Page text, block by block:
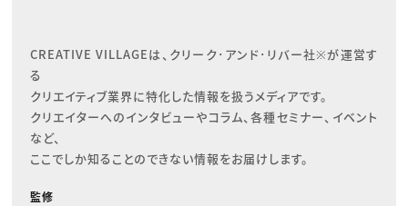
CREATIVE VILLAGEは、クリーク･アンド･リバー社※が運営す
る
クリエイティブ業界に特化した情報を扱うメディアです。
クリエイターへのインタビューやコラム、各種セミナー、イベント
など、
ここでしか知ることのできない情報をお届けします。
監修